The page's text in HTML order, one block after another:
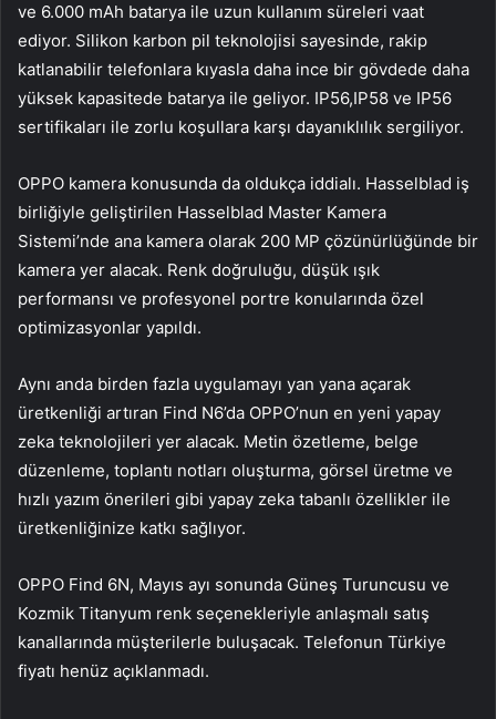
ve 6.000 mAh batarya ile uzun kullanım süreleri vaat
ediyor. Silikon karbon pil teknolojisi sayesinde, rakip
katlanabilir telefonlara kıyasla daha ince bir gövdede daha
yüksek kapasitede batarya ile geliyor. IP56,IP58 ve IP56
sertifikaları ile zorlu koşullara karşı dayanıklılık sergiliyor.
OPPO kamera konusunda da oldukça iddialı. Hasselblad iş
birliğiyle geliştirilen Hasselblad Master Kamera
Sistemi’nde ana kamera olarak 200 MP çözünürlüğünde bir
kamera yer alacak. Renk doğruluğu, düşük ışık
performansı ve profesyonel portre konularında özel
optimizasyonlar yapıldı.
Aynı anda birden fazla uygulamayı yan yana açarak
üretkenliği artıran Find N6’da OPPO’nun en yeni yapay
zeka teknolojileri yer alacak. Metin özetleme, belge
düzenleme, toplantı notları oluşturma, görsel üretme ve
hızlı yazım önerileri gibi yapay zeka tabanlı özellikler ile
üretkenliğinize katkı sağlıyor.
OPPO Find 6N, Mayıs ayı sonunda Güneş Turuncusu ve
Kozmik Titanyum renk seçenekleriyle anlaşmalı satış
kanallarında müşterilerle buluşacak. Telefonun Türkiye
fiyatı henüz açıklanmadı.